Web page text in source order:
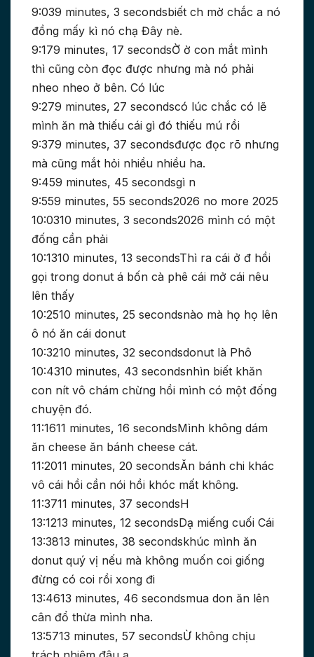
9:039 minutes, 3 secondsbiết ch mờ chắc a nó
đồng mấy kì nó chạ Đây nè.
9:179 minutes, 17 secondsỜ ờ con mắt mình
thì cũng còn đọc được nhưng mà nó phải
nheo nheo ở bên. Có lúc
9:279 minutes, 27 secondscó lúc chắc có lẽ
mình ăn mà thiếu cái gì đó thiếu mú rồi
9:379 minutes, 37 secondsđược đọc rõ nhưng
mà cũng mắt hỏi nhiều nhiều ha.
9:459 minutes, 45 secondsgì n
9:559 minutes, 55 seconds2026 no more 2025
10:0310 minutes, 3 seconds2026 mình có một
đống cần phải
10:1310 minutes, 13 secondsThì ra cái ở đ hồi
gọi trong donut á bốn cà phê cái mở cái nêu
lên thấy
10:2510 minutes, 25 secondsnào mà họ họ lên
ô nó ăn cái donut
10:3210 minutes, 32 secondsdonut là Phô
10:4310 minutes, 43 secondsnhìn biết khăn
con nít vô chám chừng hồi mình có một đống
chuyện đó.
11:1611 minutes, 16 secondsMình không dám
ăn cheese ăn bánh cheese cát.
11:2011 minutes, 20 secondsĂn bánh chi khác
vô cái hồi cần nói hồi khóc mất không.
11:3711 minutes, 37 secondsH
13:1213 minutes, 12 secondsDạ miếng cuối Cái
13:3813 minutes, 38 secondskhúc mình ăn
donut quý vị nếu mà không muốn coi giống
đừng có coi rồi xong đi
13:4613 minutes, 46 secondsmua don ăn lên
cân đổ thừa mình nha.
13:5713 minutes, 57 secondsỪ không chịu